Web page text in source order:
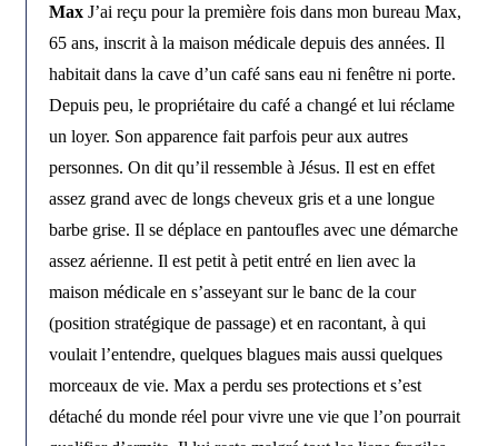
Max J’ai reçu pour la première fois dans mon bureau Max,
65 ans, inscrit à la maison médicale depuis des années. Il
habitait dans la cave d’un café sans eau ni fenêtre ni porte.
Depuis peu, le propriétaire du café a changé et lui réclame
un loyer. Son apparence fait parfois peur aux autres
personnes. On dit qu’il ressemble à Jésus. Il est en effet
assez grand avec de longs cheveux gris et a une longue
barbe grise. Il se déplace en pantoufles avec une démarche
assez aérienne. Il est petit à petit entré en lien avec la
maison médicale en s’asseyant sur le banc de la cour
(position stratégique de passage) et en racontant, à qui
voulait l’entendre, quelques blagues mais aussi quelques
morceaux de vie. Max a perdu ses protections et s’est
détaché du monde réel pour vivre une vie que l’on pourrait